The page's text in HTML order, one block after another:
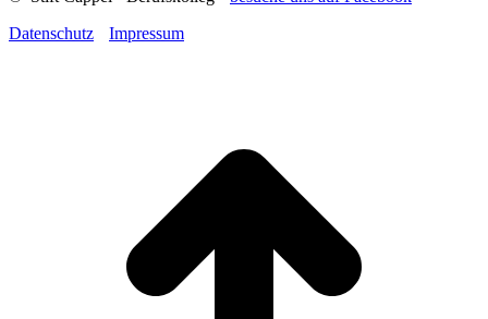
Datenschutz
Impressum